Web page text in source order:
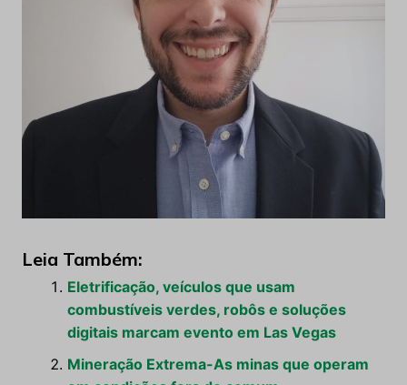
Leia Também:
Eletrificação, veículos que usam
combustíveis verdes, robôs e soluções
digitais marcam evento em Las Vegas
Mineração Extrema-As minas que operam